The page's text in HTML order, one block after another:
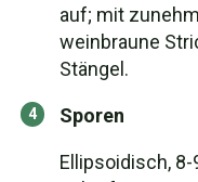
auf; mit
weinbraune
Stängel.
Sporen
Ellipsoidisch,